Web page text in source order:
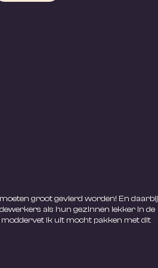
groot gevierd worden! En daarbij
als hun gezinnen lekker in de
ik uit mocht pakken met dit